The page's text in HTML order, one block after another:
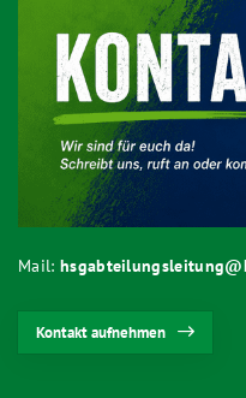
Mail:
Kontakt aufnehmen